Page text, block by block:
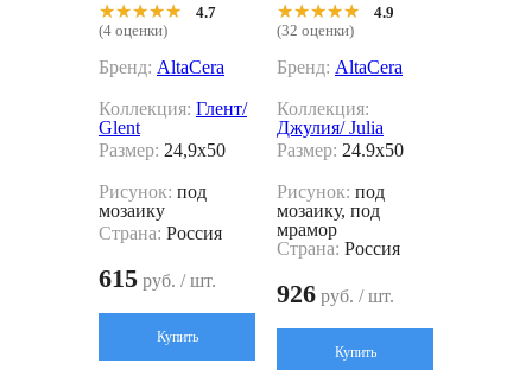
★★★★★
★★★★★
4.7
(4 оценки)
Бренд: AltaCera
Коллекция: Глент/
Glent
Размер: 24,9x50
Рисунок: под
мозаику
Страна: Россия
615 руб. / шт.
Купить
0
★★★★★
★★★★★
4.9
(32 оценки)
Бренд: AltaCera
Коллекция:
Джулия/ Julia
Размер: 24.9x50
Рисунок: под
мозаику, под
мрамор
Страна: Россия
926 руб. / шт.
Купить